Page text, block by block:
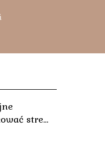
stres